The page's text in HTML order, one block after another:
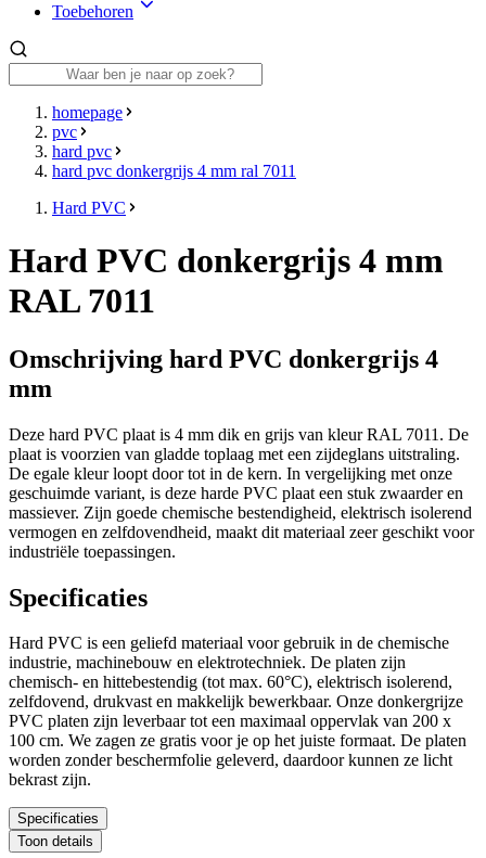
Toebehoren
homepage
pvc
hard pvc
hard pvc donkergrijs 4 mm ral 7011
Hard PVC
Hard PVC donkergrijs 4 mm
RAL 7011
Omschrijving hard PVC donkergrijs 4
mm
Deze hard PVC plaat is 4 mm dik en grijs van kleur RAL 7011 . De
plaat is voorzien van gladde toplaag met een zijdeglans uitstraling.
De egale kleur loopt door tot in de kern. In vergelijking met onze
geschuimde variant, is deze harde PVC plaat een stuk zwaarder en
massiever. Zijn goede chemische bestendigheid, elektrisch isolerend
vermogen en zelfdovendheid, maakt dit materiaal zeer geschikt voor
industriële toepassingen.
Specificaties
Hard PVC is een geliefd materiaal voor gebruik in de chemische
industrie, machinebouw en elektrotechniek. De platen zijn
chemisch- en hittebestendig (tot max. 60°C), elektrisch isolerend,
zelfdovend, drukvast en makkelijk bewerkbaar. Onze donkergrijze
PVC platen zijn leverbaar tot een maximaal oppervlak van 200 x
100 cm. We zagen ze gratis voor je op het juiste formaat. De platen
worden zonder beschermfolie geleverd, daardoor kunnen ze licht
bekrast zijn.
Specificaties
Toon details